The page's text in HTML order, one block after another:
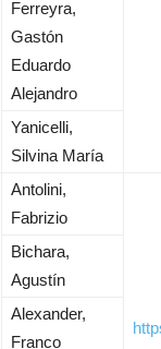
Ferreyra,
Gastón
Eduardo
Alejandro
Yanicelli,
Silvina María
Antolini,
Fabrizio
Bichara,
Agustín
Alexander,
Franco